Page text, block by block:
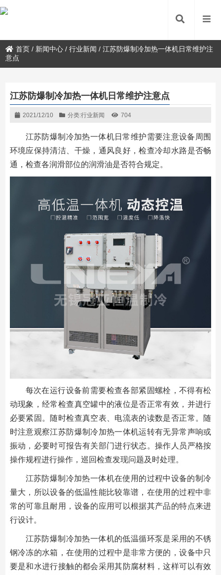
首页 / 新闻中心 /行业新闻 /江苏防爆制冷加热一体机日常维护注
意点
江苏防爆制冷加热一体机日常维护注意点
2021/12/10 分类:行业新闻 704
江苏防爆制冷加热一体机日常维护需要注意设备周围
环境应保持清洁、干燥，通风良好，检查冷却水路是否畅
通，检查各润滑部位的润滑油是否符合规定。
每次在运行设备前需要检查各部紧固螺栓，不得有松
动现象，经常检查真空罐中的液位是否正常有效，并进行
必要紧固。随时检查真空表、电流表的读数是否正常。随
时注意观察江苏防爆制冷加热一体机运转有无异常声响或
振动，必要时可报告有关部门进行状态。操作人员严格按
操作规程进行操作，巡回检查发现问题及时处理。
江苏防爆制冷加热一体机在使用的过程中设备的制冷
量大，所以设备的低温性能比较靠谱，在使用的过程中非
常的可靠且耐用，设备的应用可以根据其产品的特点来进
行设计。
江苏防爆制冷加热一体机的低温循环泵是采用的不锈
钢冷冻的水箱，在使用的过程中是非常方便的，设备中只
要是和水进行接触的都会采用其防腐材料，这样可以有效